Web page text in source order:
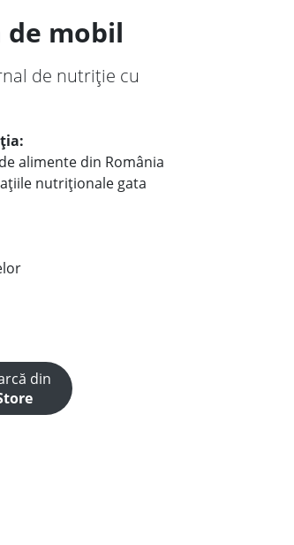
mobil
de nutriție cu
alimente din România
nutriționale gata
din